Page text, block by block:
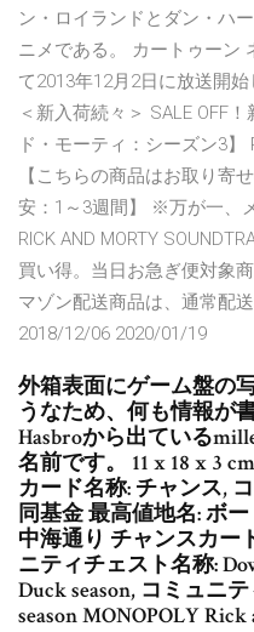
ン・ロイランドとダン・ハ
ニメである。 カートゥーン
て2013年12月2日に放送開
＜新入荷続々＞ SALE OFF
ド・モーティ：シーズン3】
【こちらの商品はお取り寄
安：1～3週間】 ※万が一、
RICK AND MORTY
買い得。当日お急ぎ便対象
マゾン配送商品は、通常配
2018/12/06 2020/01/19
外箱表面にゲーム盤の
うなため、何も情報が
Hasbroから出ている
名前です。 11 x 18 x 3
カード名称: チャンス,
同基金 最高値地名: ボ
中海通り チャンスカー
ニティチェスト名称:
Duck season, コミュニ
season MONOPOLY